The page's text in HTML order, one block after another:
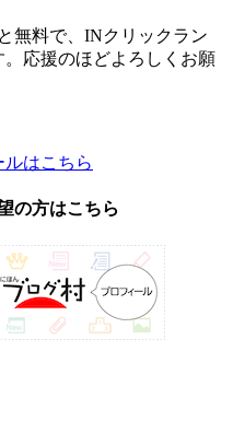
無料で、INクリックラン
応援のほどよろしくお願
はこちら
の方はこちら